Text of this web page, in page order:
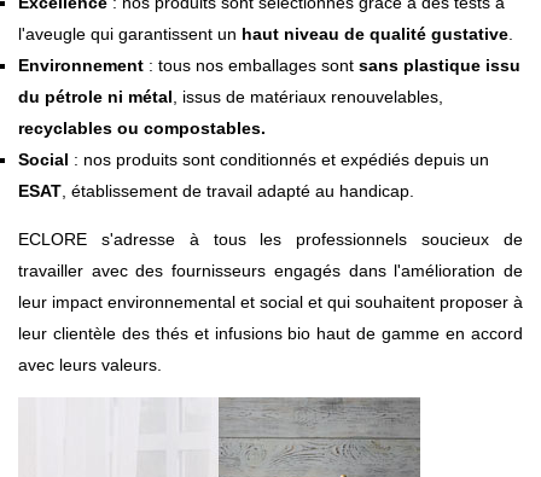
l'aveugle qui garantissent un haut niveau de qualité gustative.
Environnement : tous nos emballages sont sans plastique issu
du pétrole ni métal, issus de matériaux renouvelables,
recyclables ou compostables.
Social : nos produits sont conditionnés et expédiés depuis un
ESAT, établissement de travail adapté au handicap.
ECLORE s'adresse à tous les professionnels soucieux de
travailler avec des fournisseurs engagés dans l'amélioration de
leur impact environnemental et social et qui souhaitent proposer à
leur clientèle des thés et infusions bio haut de gamme en accord
avec leurs valeurs.